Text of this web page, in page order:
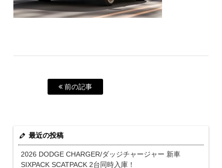
前の記事
最近の投稿
2026 DODGE CHARGER/ダッジチャージャー 新車
SIXPACK SCATPACK 2台同時入庫！